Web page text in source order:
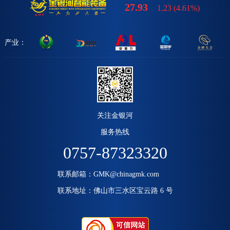
27.93 1.23(4.61%)
产业：
关注金银河
服务热线
0757-87323320
联系邮箱：GMK@chinagmk.com
联系地址：佛山市三水区宝云路 6 号